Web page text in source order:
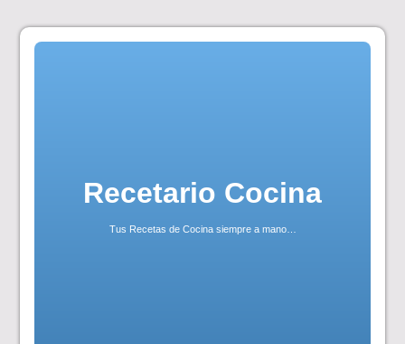
Skip
Recetario Cocina
Tus Recetas de Cocina siempre a mano…